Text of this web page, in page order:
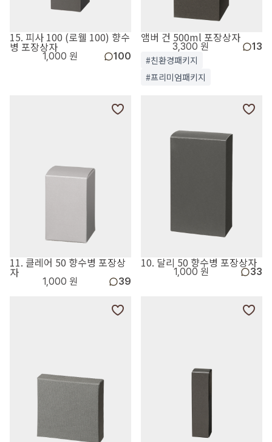
15. 피사 100 (로웰 100) 향수
병 포장상자
1,000 원 100
앰버 건 500ml 포장상자
3,300 원 13
#친환경패키지
#프리미엄패키지
11. 클레어 50 향수병 포장상
자
1,000 원 39
10. 달리 50 향수병 포장상자
1,000 원 33